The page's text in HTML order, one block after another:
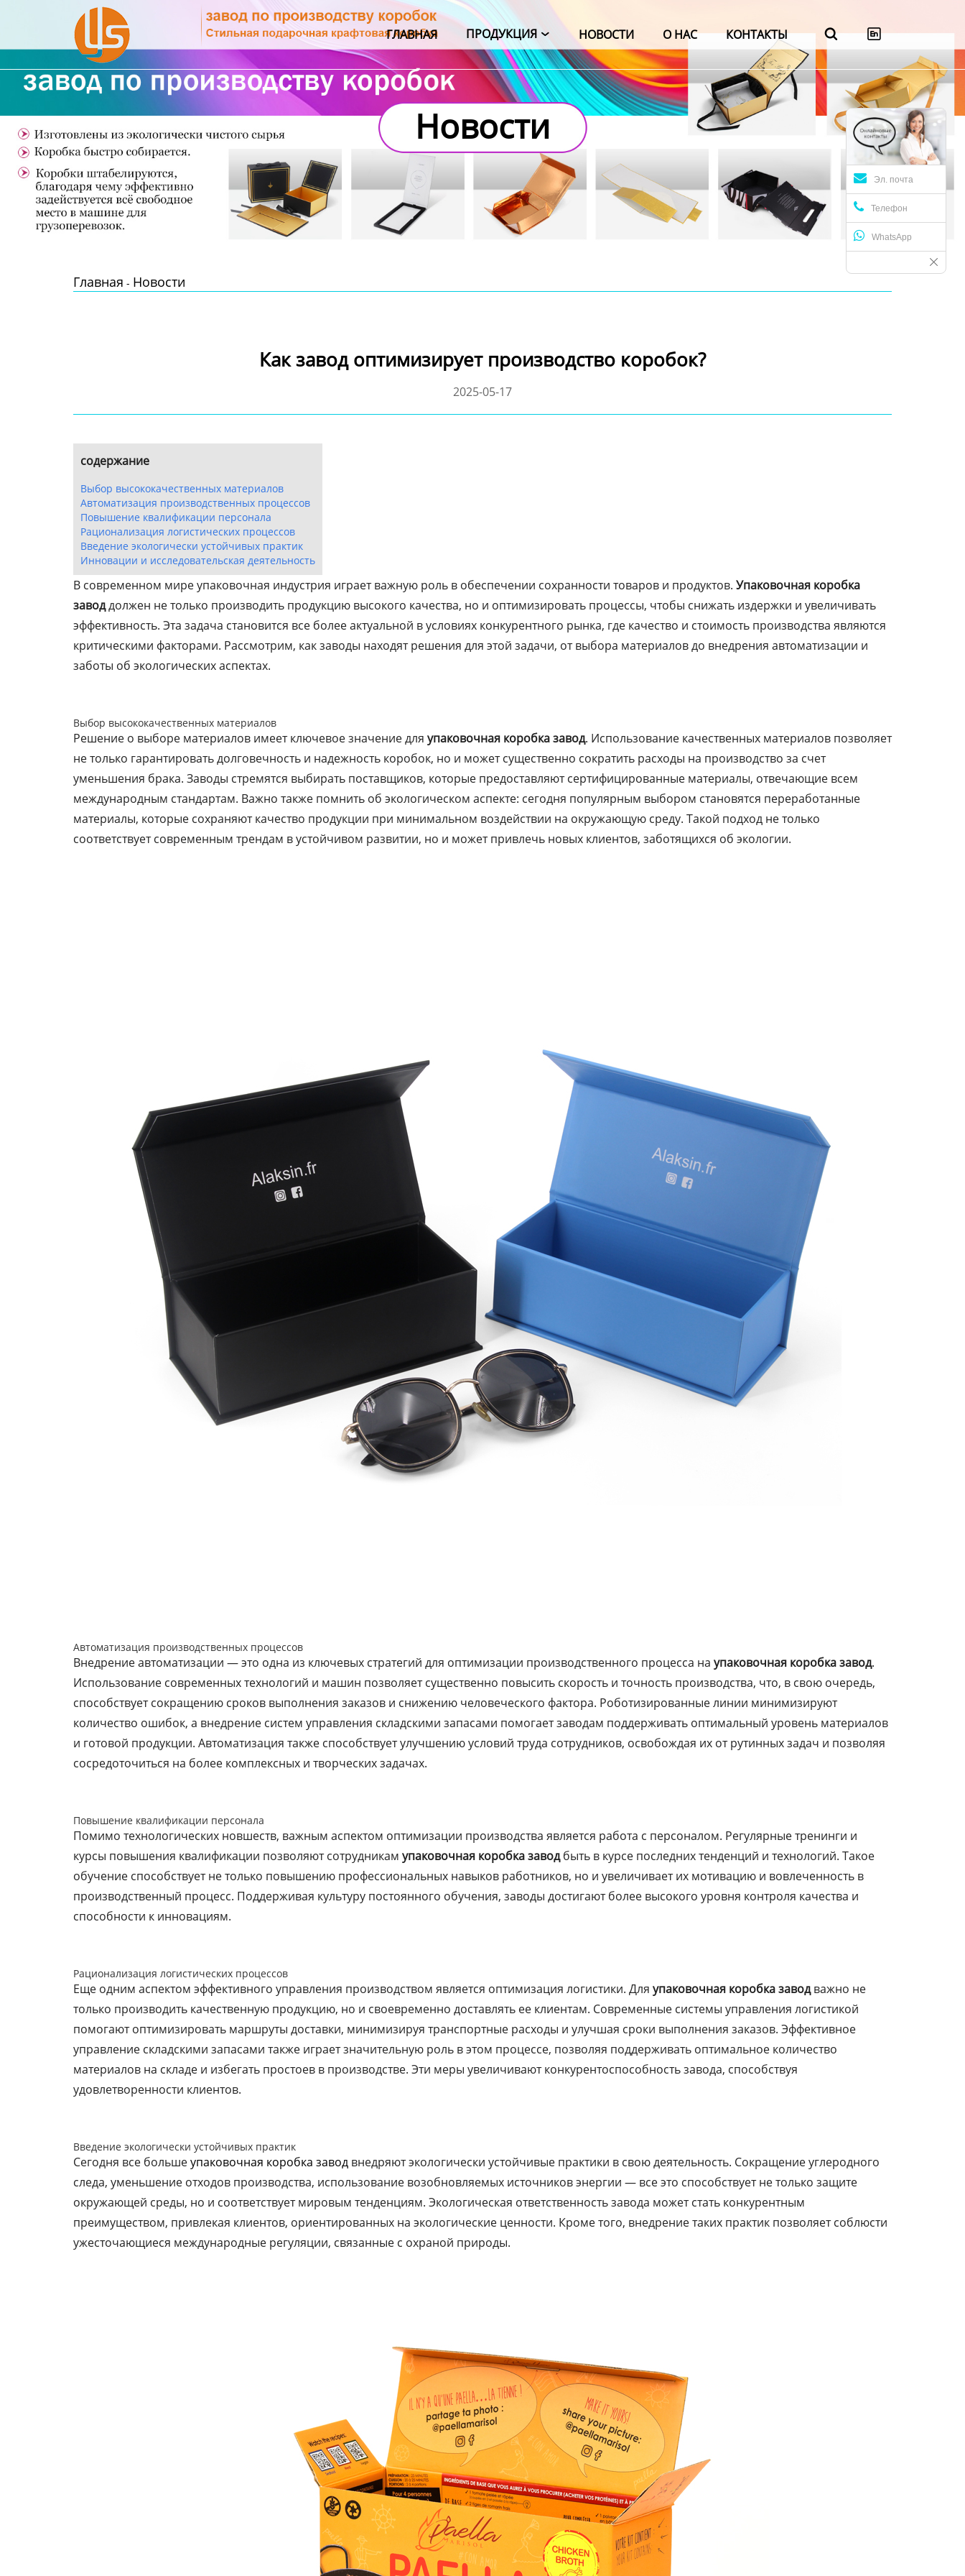
ГЛАВНАЯ ПРОДУКЦИЯ  НОВОСТИ О НАС КОНТАКТЫ  
Продукция
Новости
О Нас
Контакты
Эл. почта
Телефон
WhatsApp
Новости
Главная - Новости
Как завод оптимизирует производство коробок?
2025-05-17
содержание
Выбор высококачественных материалов
Автоматизация производственных процессов
Повышение квалификации персонала
Рационализация логистических процессов
Введение экологически устойчивых практик
Инновации и исследовательская деятельность
В современном мире упаковочная индустрия играет важную роль в обеспечении сохранности товаров и продуктов. Упаковочная коробка
заводдолжен не только производить продукцию высокого качества, но и оптимизировать процессы, чтобы снижать издержки и увеличивать
эффективность. Эта задача становится все более актуальной в условиях конкурентного рынка, где качество и стоимость производства являются
критическими факторами. Рассмотрим, как заводы находят решения для этой задачи, от выбора материалов до внедрения автоматизации и
заботы об экологических аспектах.
Выбор высококачественных материалов
Решение о выборе материалов имеет ключевое значение для упаковочная коробка завод. Использование качественных материалов позволяет
не только гарантировать долговечность и надежность коробок, но и может существенно сократить расходы на производство за счет
уменьшения брака. Заводы стремятся выбирать поставщиков, которые предоставляют сертифицированные материалы, отвечающие всем
международным стандартам. Важно также помнить об экологическом аспекте: сегодня популярным выбором становятся переработанные
материалы, которые сохраняют качество продукции при минимальном воздействии на окружающую среду. Такой подход не только
соответствует современным трендам в устойчивом развитии, но и может привлечь новых клиентов, заботящихся об экологии.
Автоматизация производственных процессов
Внедрение автоматизации — это одна из ключевых стратегий для оптимизации производственного процесса на упаковочная коробка завод.
Использование современных технологий и машин позволяет существенно повысить скорость и точность производства, что, в свою очередь,
способствует сокращению сроков выполнения заказов и снижению человеческого фактора. Роботизированные линии минимизируют
количество ошибок, а внедрение систем управления складскими запасами помогает заводам поддерживать оптимальный уровень материалов
и готовой продукции. Автоматизация также способствует улучшению условий труда сотрудников, освобождая их от рутинных задач и позволяя
сосредоточиться на более комплексных и творческих задачах.
Повышение квалификации персонала
Помимо технологических новшеств, важным аспектом оптимизации производства является работа с персоналом. Регулярные тренинги и
курсы повышения квалификации позволяют сотрудникам упаковочная коробка заводбыть в курсе последних тенденций и технологий. Такое
обучение способствует не только повышению профессиональных навыков работников, но и увеличивает их мотивацию и вовлеченность в
производственный процесс. Поддерживая культуру постоянного обучения, заводы достигают более высокого уровня контроля качества и
способности к инновациям.
Рационализация логистических процессов
Еще одним аспектом эффективного управления производством является оптимизация логистики. Для упаковочная коробка заводважно не
только производить качественную продукцию, но и своевременно доставлять ее клиентам. Современные системы управления логистикой
помогают оптимизировать маршруты доставки, минимизируя транспортные расходы и улучшая сроки выполнения заказов. Эффективное
управление складскими запасами также играет значительную роль в этом процессе, позволяя поддерживать оптимальное количество
материалов на складе и избегать простоев в производстве. Эти меры увеличивают конкурентоспособность завода, способствуя
удовлетворенности клиентов.
Введение экологически устойчивых практик
Сегодня все большеупаковочная коробка завод внедряют экологически устойчивые практики в свою деятельность. Сокращение углеродного
следа, уменьшение отходов производства, использование возобновляемых источников энергии — все это способствует не только защите
окружающей среды, но и соответствует мировым тенденциям. Экологическая ответственность завода может стать конкурентным
преимуществом, привлекая клиентов, ориентированных на экологические ценности. Кроме того, внедрение таких практик позволяет соблюсти
ужесточающиеся международные регуляции, связанные с охраной природы.